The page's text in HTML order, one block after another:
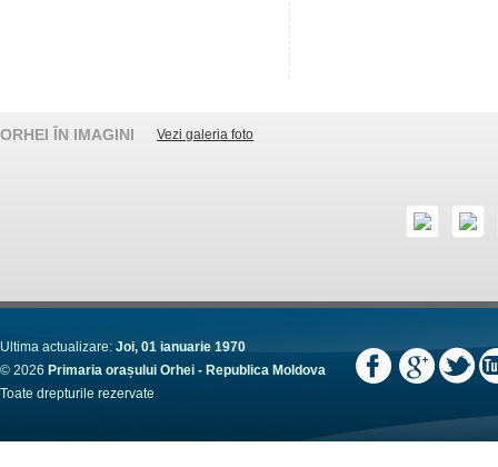
ORHEI ÎN IMAGINI Vezi galeria foto
Ultima actualizare: Joi, 01 ianuarie 1970
© 2026 Primaria orașului Orhei - Republica Moldova
Toate drepturile rezervate